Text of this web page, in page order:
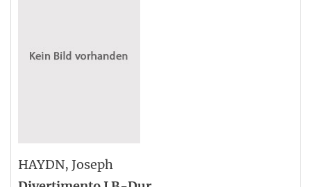
HAYDN, Joseph